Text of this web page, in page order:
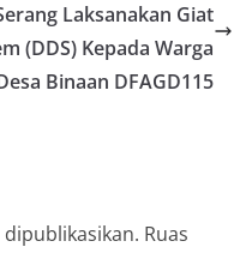
Laksanakan Giat
(DDS) Kepada Warga
Binaan DFAGD115
Ruas